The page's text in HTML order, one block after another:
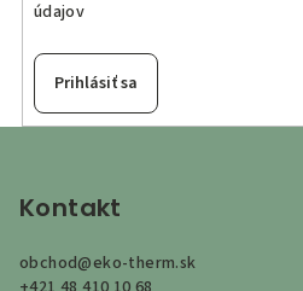
údajov
Prihlásiť sa
Kontakt
obchod@eko-therm.sk